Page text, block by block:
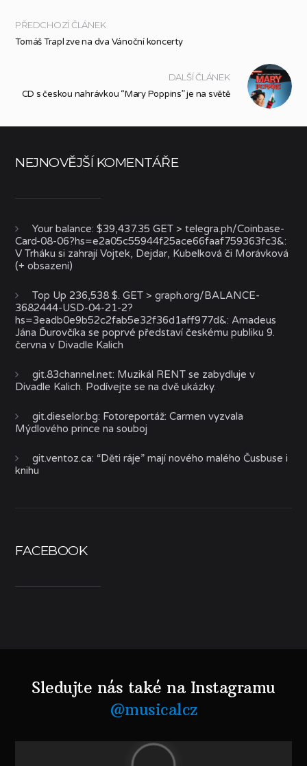
PŘEDCHOZÍ ČLÁNEK
Tomáš Trapl zve na dva Vánoční koncerty
DALŠÍ ČLÁNEK
CD s českou nahrávkou “Mary Poppins” je na světě
NEJNOVĚJŠÍ KOMENTÁŘE
Your balance: $39,437.35 GET > telegra.ph/Coinbase-
Card-08-06?hs=e2a05c55944f25ace66faaf759363fc3&:
V Trháku si zahrají Vojtek, Dejdar, Kubelková či Morávková
(+ obsazení)
Top Up 236,538 $. GET > graph.org/BALANCE-
3682444-USD-04-21-2?
hs=3eadb0e9b52c2fab5e32f36d1aff977d&:Amadeus
Jána Ďurovčíka se poprvé představí českému publiku 9.
června v Divadle Kalich
git.83channel.net: Muzikál RENT se zabydluje v
Divadle Kalich. Podívejte se na dvě ukázky.
git.dieselor.bg: Fotoreportáž: Carmen vyzvala
Mýdlového prince na souboj
git.ventoz.ca: “Děti ráje” mají nového malého Čusbuse i
knihu
FACEBOOK
Sledujte nás také na Instagramu
@musicalcz